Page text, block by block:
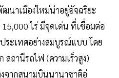
นาเมืองใหม่น่าอยู่อัจฉริยะ
ไร่ มีจุดเด่น ที่เชื่อมต่อ
ระเทศอย่างสมบูรณ์แบบ โดย
สถานีรถไฟ (ความเร็วสูง)
จากสนามบินนานาชาติอู่